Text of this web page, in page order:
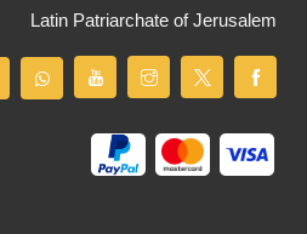
Latin Patriarchate of Jerusalem